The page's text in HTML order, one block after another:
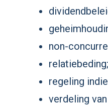
non-
relatiebeding;
regeling
verdeling